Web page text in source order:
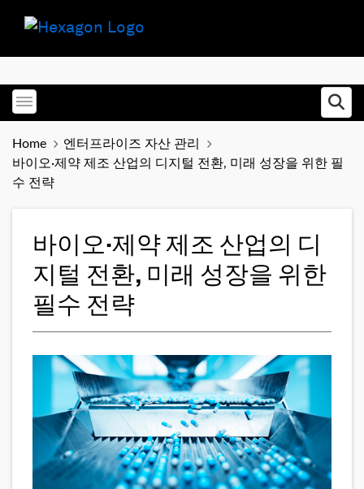
Toggle menubar
Home
엔터프라이즈 자산 관리
바이오·제약 제조 산업의 디지털 전환, 미래 성장을 위한 필
수 전략
바이오·제약 제조 산업의 디
지털 전환, 미래 성장을 위한
필수 전략